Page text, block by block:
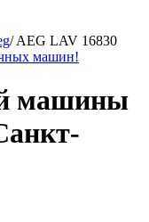
/AEG LAV 16830
машины